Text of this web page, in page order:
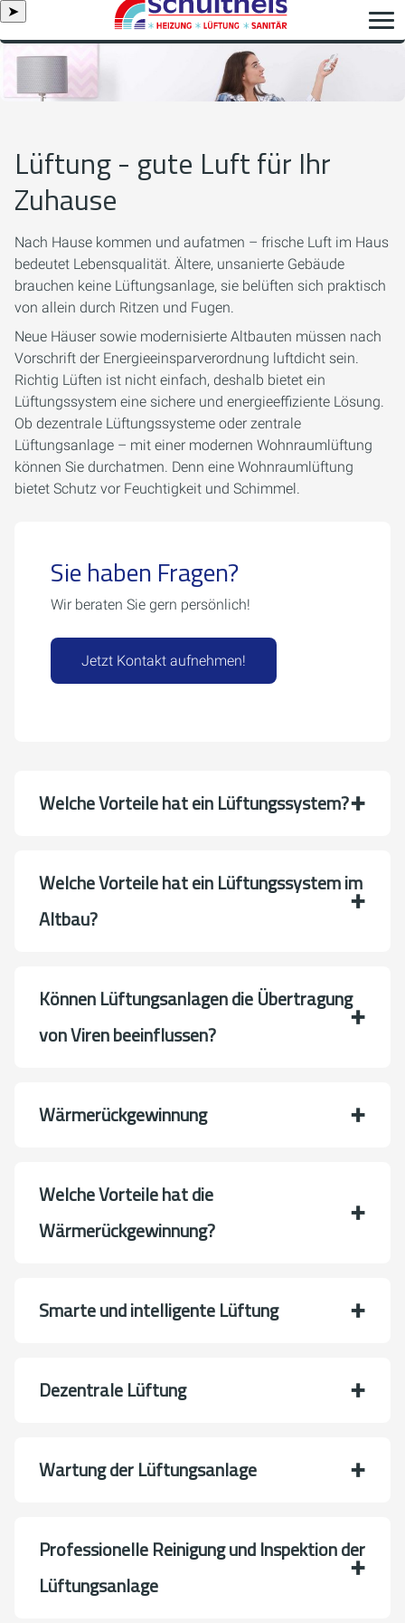
➤
Lüftung - gute Luft für Ihr
Zuhause
Nach Hause kommen und aufatmen – frische Luft im Haus
bedeutet Lebensqualität. Ältere, unsanierte Gebäude
brauchen keine Lüftungsanlage, sie belüften sich praktisch
von allein durch Ritzen und Fugen.
Neue Häuser sowie modernisierte Altbauten müssen nach
Vorschrift der Energieeinsparverordnung luftdicht sein.
Richtig Lüften ist nicht einfach, deshalb bietet ein
Lüftungssystem eine sichere und energieeffiziente Lösung.
Ob dezentrale Lüftungssysteme oder zentrale
Lüftungsanlage – mit einer modernen Wohnraumlüftung
können Sie durchatmen. Denn eine Wohnraumlüftung
bietet Schutz vor Feuchtigkeit und Schimmel.
Sie haben Fragen?
Wir beraten Sie gern persönlich!
Jetzt Kontakt aufnehmen!
Welche Vorteile hat ein Lüftungssystem?
Welche Vorteile hat ein Lüftungssystem im
Altbau?
Können Lüftungsanlagen die Übertragung
von Viren beeinflussen?
Wärmerückgewinnung
Welche Vorteile hat die
Wärmerückgewinnung?
Smarte und intelligente Lüftung
Dezentrale Lüftung
Wartung der Lüftungsanlage
Professionelle Reinigung und Inspektion der
Lüftungsanlage